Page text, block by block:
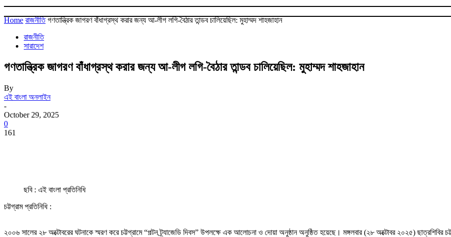
Home রাজনীতি গণতান্ত্রিক জাগরণ বাঁধাগ্রস্থ করার জন্য আ-লীগ লগি-বৈঠার তান্ডব চালিয়েছিল: মুহাম্মদ শাহজাহান
রাজনীতি
সারাদেশ
গণতান্ত্রিক জাগরণ বাঁধাগ্রস্থ করার জন্য আ-লীগ লগি-বৈঠার তান্ডব চালিয়েছিল: মুহাম্মদ শাহজাহান
By
এই বাংলা অনলাইন
-
October 29, 2025
0
161
ছবি : এই বাংলা প্রতিনিধি
চট্টগ্রাম প্রতিনিধি :
২০০৬ সালের ২৮ অক্টোবরের ঘটনাকে স্মরণ করে চট্টগ্রামে “পল্টন ট্র্যাজেডি দিবস” উপলক্ষে এক আলোচনা ও দোয়া অনুষ্ঠান অনুষ্ঠিত হয়েছে। মঙ্গলবার (২৮ অক্টোবর ২০২৫)